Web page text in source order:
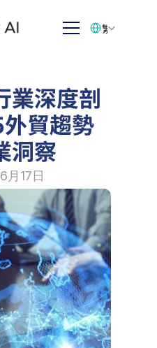
業深度剖
貿趨勢
洞察
月17日
繁体中文